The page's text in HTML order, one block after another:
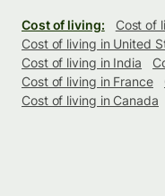
Cost of living:
Cost of
Cost of living in United
Cost of living in India
Cost of living in France
Cost of living in Canada